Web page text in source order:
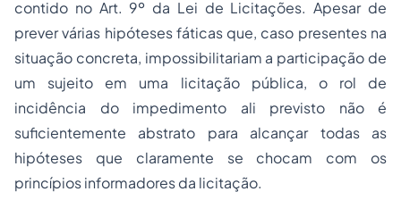
contido no Art. 9º da Lei de Licitações. Apesar de
prever várias hipóteses fáticas que, caso presentes na
situação concreta, impossibilitariam a participação de
um sujeito em uma licitação pública, o rol de
incidência do impedimento ali previsto não é
suficientemente abstrato para alcançar todas as
hipóteses que claramente se chocam com os
princípios informadores da licitação.